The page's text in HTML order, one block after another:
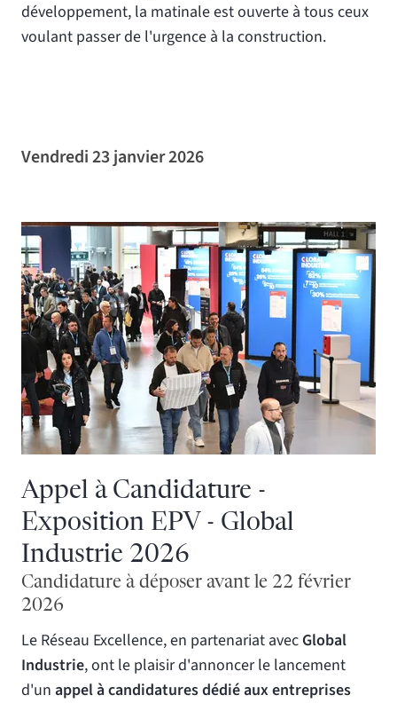
développement, la matinale est ouverte à tous ceux
voulant passer de l'urgence à la construction.
Vendredi 23 janvier 2026
Appel à Candidature -
Exposition EPV - Global
Industrie 2026
Candidature à déposer avant le 22 février
2026
Le Réseau Excellence, en partenariat avec Global
Industrie, ont le plaisir d'annoncer le lancement
d'un appel à candidatures dédié aux entreprises